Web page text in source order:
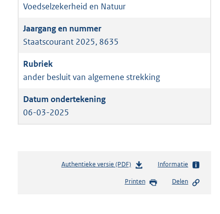
Voedselzekerheid en Natuur
Staatscourant 2025, 8635
ander besluit van algemene strekking
06-03-2025
Authentieke versie (PDF)b
s
Informatie
Printen Delen